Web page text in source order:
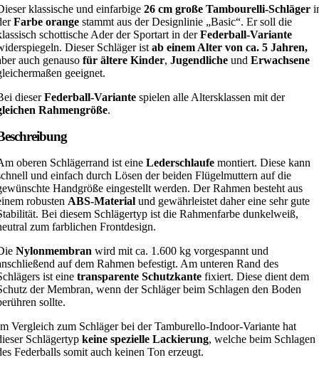
klassische und einfarbige 26 cm große Tambourelli-Schläger
Farbe orangestammt aus der Designlinie „Basic“. Er soll die
schottische Ader der Sportart in derFederball-Variante
Dieser Schläger ist ab einem Alter von ca. 5 Jahren,
auch genauso für ältere Kinder, Jugendlicheund Erwachsene
geeignet.
dieserFederball-Variantespielen alle Altersklassen mit der
Rahmengröße.
oberen Schlägerrand ist eine Lederschlaufemontiert. Diese kann
und einfach durch Lösen der beiden Flügelmuttern auf die
Handgröße eingestellt werden. Der Rahmen besteht aus
robusten ABS-Materialund gewährleistet daher eine sehr gute
Bei diesem Schlägertyp ist die Rahmenfarbe dunkelweiß,
zum farblichen Frontdesign.
Nylonmembran wird mit ca. 1.600 kg vorgespannt und
auf dem Rahmen befestigt. Am unteren Rand des
ist eine transparente Schutzkantefixiert. Diese dient dem
der Membran, wenn der Schläger beim Schlagen den Boden
sollte.
Vergleich zum Schläger bei der Tamburello-Indoor-Variante hat
Schlägertyp keine spezielle Lackierung, welche beim Schlagen
Federballs somit auch keinen Ton erzeugt.